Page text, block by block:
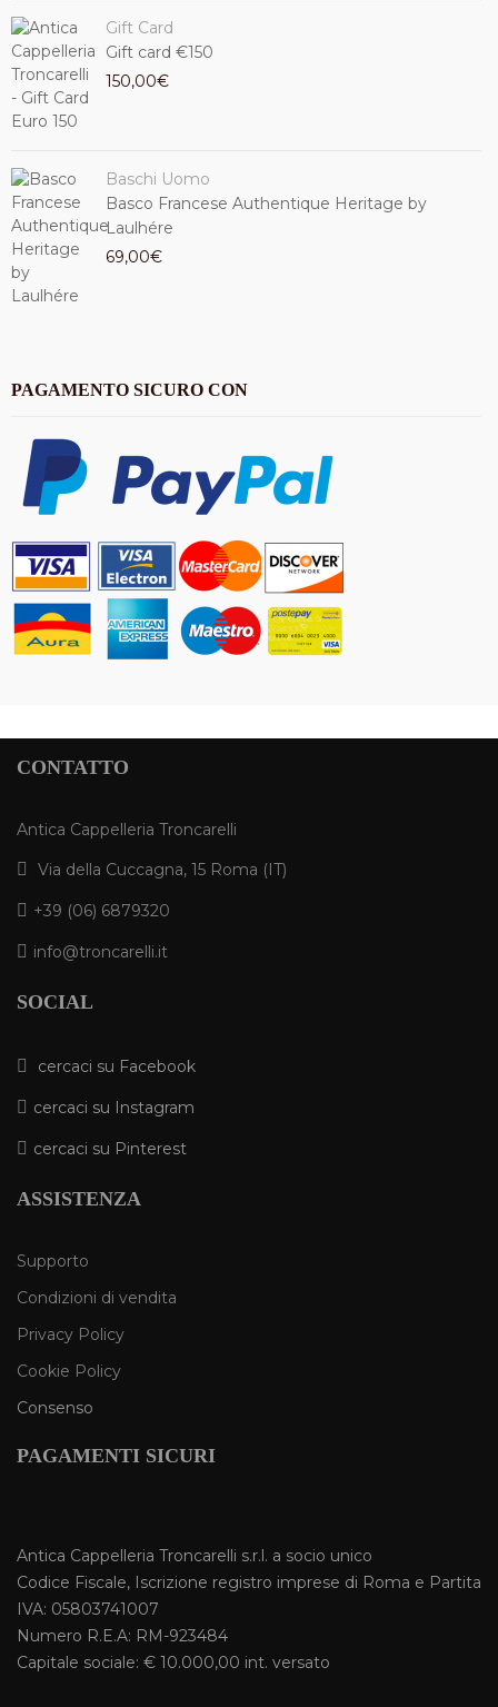
Gift Card
Gift card €150
150,00€
Baschi Uomo
Basco Francese Authentique Heritage by
Laulhére
69,00€
PAGAMENTO SICURO CON
CONTATTO
Antica Cappelleria Troncarelli
Via della Cuccagna, 15 Roma (IT)
+39 (06) 6879320
info@troncarelli.it
SOCIAL
cercaci su Facebook
cercaci su Instagram
cercaci su Pinterest
ASSISTENZA
Supporto
Condizioni di vendita
Privacy Policy
Cookie Policy
Consenso
PAGAMENTI SICURI
Antica Cappelleria Troncarelli s.r.l. a socio unico
Codice Fiscale, Iscrizione registro imprese di Roma e Partita
IVA: 05803741007
Numero R.E.A: RM-923484
Capitale sociale: € 10.000,00 int. versato